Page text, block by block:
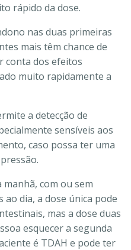
rápido da dose.
nas duas primeiras
mais têm chance de
conta dos efeitos
muito rapidamente a
a detecção de
sensíveis aos
caso possa ter uma
manhã, com ou sem
ao dia, a dose única pode
mas a dose duas
esquecer a segunda
é TDAH e pode ter